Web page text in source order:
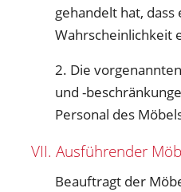
gehandelt hat, dass
Wahrscheinlichkeit
2. Die
und -
Personal des
VII. Ausführender
Beauftragt der